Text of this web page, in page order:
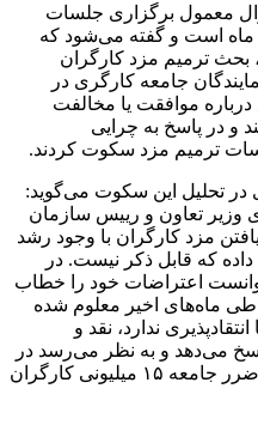
معمول برگزاری جلسات
ماه است و گفته می‌شود که
بحث ترمیم مزد کارگران
جامعه کارگری در
درباره موافقت یا مخالفت
و در پاسخ به چرایی
ترمیم مزد سکوت کردند.
در تحلیل این سکوت می‌گوید:
وزیر تعاون و رییس سازمان
مزد کارگران با وجود رشد
که قابل ذکر نیست. در
اعتراضات خود را خطاب
طی ماه‌های اخیر معلوم شده
ندارد، نقد و
می‌دهد و به نظر می‌رسد در
این وضعیت، هرگونه اظهارنظر، به ضرر جامعه ۱۵ میلیونی کارگران